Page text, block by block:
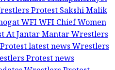
ProtestSakshi Malik
WFIWFI ChiefWomen
At Jantar MantarWrestlers
latest newsWrestlers
Protest news